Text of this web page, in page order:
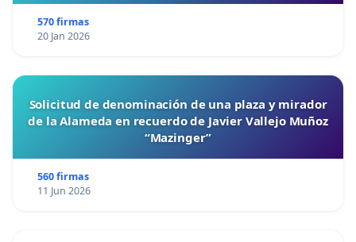
570 firmas
20 Jan 2026
Solicitud de denominación de una plaza y mirador
de la Alameda en recuerdo de Javier Vallejo Muñoz
“Mazinger”
560 firmas
11 Jun 2026